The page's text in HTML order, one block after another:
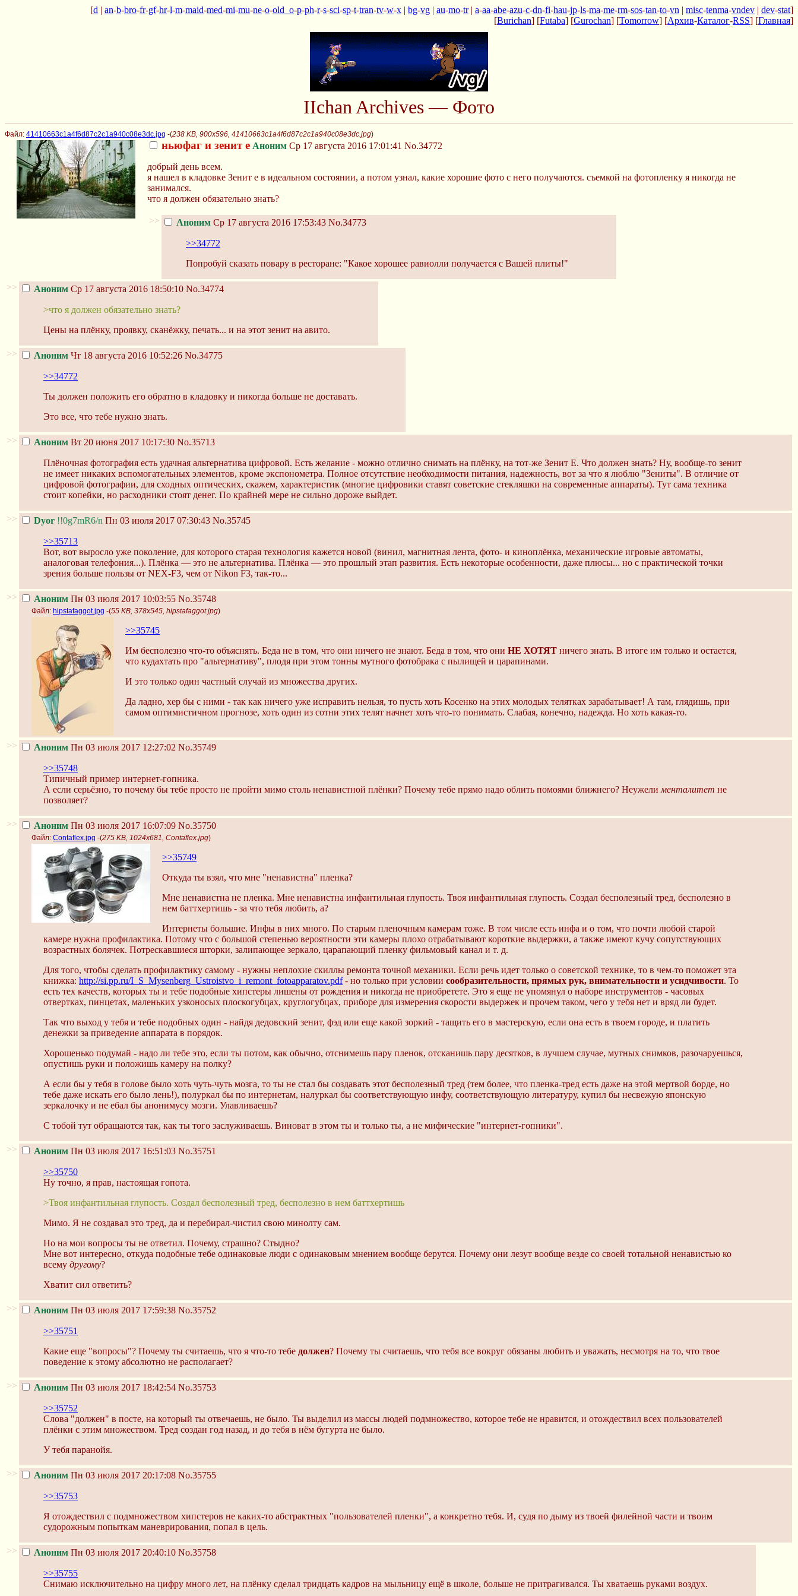
[d | an-b-bro-fr-gf-hr-l-m-maid-med-mi-mu-ne-o-old_o-p-ph-r-s-sci-sp-t-tran-tv-w-x | bg-vg | au-mo-tr| a-aa-abe-azu-c-dn-fi-hau-jp-ls-ma-me-rm-sos-tan-to-vn | misc-tenma-vndev | dev-stat]
[Burichan] [Futaba] [Gurochan] [Tomorrow] [Архив-Каталог-RSS] [Главная]
IIchan Archives — Фото
Файл: 41410663c1a4f6d87c2c1a940c08e3dc.jpg -(238 KB, 900x596, 41410663c1a4f6d87c2c1a940c08e3dc.jpg)
ньюфаг и зенит е Аноним Ср 17 августа 2016 17:01:41 No.34772
добрый день всем.
я нашел в кладовке Зенит е в идеальном состоянии, а потом узнал, какие хорошие фото с него получаются. съемкой на фотопленку я никогда не
занимался.
что я должен обязательно знать?
>> Аноним Ср 17 августа 2016 17:53:43 No.34773
>>34772
Попробуй сказать повару в ресторане: "Какое хорошее равиолли получается с Вашей плиты!"
>> Аноним Ср 17 августа 2016 18:50:10 No.34774
>что я должен обязательно знать?
Цены на плёнку, проявку, сканёжку, печать... и на этот зенит на авито.
>> Аноним Чт 18 августа 2016 10:52:26 No.34775
>>34772
Ты должен положить его обратно в кладовку и никогда больше не доставать.
Это все, что тебе нужно знать.
>> Аноним Вт 20 июня 2017 10:17:30 No.35713
Плёночная фотография есть удачная альтернатива цифровой. Есть желание - можно отлично снимать на плёнку, на тот-же Зенит Е. Что должен знать? Ну, вообще-то зенит
не имеет никаких вспомогательных элементов, кроме экспонометра. Полное отсутствие необходимости питания, надежность, вот за что я люблю "Зениты". В отличие от
цифровой фотографии, для сходных оптических, скажем, характеристик (многие цифровики ставят советские стекляшки на современные аппараты). Тут сама техника
стоит копейки, но расходники стоят денег. По крайней мере не сильно дороже выйдет.
>> Dyor !!0g7mR6/n Пн 03 июля 2017 07:30:43 No.35745
>>35713
Вот, вот выросло уже поколение, для которого старая технология кажется новой (винил, магнитная лента, фото- и киноплёнка, механические игровые автоматы,
аналоговая телефония...). Плёнка — это не альтернатива. Плёнка — это прошлый этап развития. Есть некоторые особенности, даже плюсы... но с практической точки
зрения больше пользы от NEX-F3, чем от Nikon F3, так-то...
>> Аноним Пн 03 июля 2017 10:03:55 No.35748
Файл: hipstafaggot.jpg -(55 KB, 378x545, hipstafaggot.jpg)
>>35745
Им бесполезно что-то объяснять. Беда не в том, что они ничего не знают. Беда в том, что они НЕ ХОТЯТ ничего знать. В итоге им только и остается,
что кудахтать про "альтернативу", плодя при этом тонны мутного фотобрака с пылищей и царапинами.
И это только один частный случай из множества других.
Да ладно, хер бы с ними - так как ничего уже исправить нельзя, то пусть хоть Косенко на этих молодых телятках зарабатывает! А там, глядишь, при
самом оптимистичном прогнозе, хоть один из сотни этих телят начнет хоть что-то понимать. Слабая, конечно, надежда. Но хоть какая-то.
>> Аноним Пн 03 июля 2017 12:27:02 No.35749
>>35748
Типичный пример интернет-гопника.
А если серьёзно, то почему бы тебе просто не пройти мимо столь ненавистной плёнки? Почему тебе прямо надо облить помоями ближнего? Неужели менталитет не
позволяет?
>> Аноним Пн 03 июля 2017 16:07:09 No.35750
Файл: Contaflex.jpg -(275 KB, 1024x681, Contaflex.jpg)
>>35749
Откуда ты взял, что мне "ненавистна" пленка?
Мне ненавистна не пленка. Мне ненавистна инфантильная глупость. Твоя инфантильная глупость. Создал бесполезный тред, бесполезно в
нем баттхертишь - за что тебя любить, а?
Интернеты большие. Инфы в них много. По старым пленочным камерам тоже. В том числе есть инфа и о том, что почти любой старой
камере нужна профилактика. Потому что с большой степенью вероятности эти камеры плохо отрабатывают короткие выдержки, а также имеют кучу сопутствующих
возрастных болячек. Потрескавшиеся шторки, залипающее зеркало, царапающий пленку фильмовый канал и т. д.
Для того, чтобы сделать профилактику самому - нужны неплохие скиллы ремонта точной механики. Если речь идет только о советской технике, то в чем-то поможет эта
книжка: http://si.pp.ru/I_S_Mysenberg_Ustroistvo_i_remont_fotoapparatov.pdf- но только при условии сообразительности, прямых рук, внимательности и усидчивости. То
есть тех качеств, которых ты и тебе подобные хипстеры лишены от рождения и никогда не приобретете. Это я еще не упомянул о наборе инструментов - часовых
отвертках, пинцетах, маленьких узконосых плоскогубцах, круглогубцах, приборе для измерения скорости выдержек и прочем таком, чего у тебя нет и вряд ли будет.
Так что выход у тебя и тебе подобных один - найдя дедовский зенит, фэд или еще какой зоркий - тащить его в мастерскую, если она есть в твоем городе, и платить
денежки за приведение аппарата в порядок.
Хорошенько подумай - надо ли тебе это, если ты потом, как обычно, отснимешь пару пленок, отсканишь пару десятков, в лучшем случае, мутных снимков, разочаруешься,
опустишь руки и положишь камеру на полку?
А если бы у тебя в голове было хоть чуть-чуть мозга, то ты не стал бы создавать этот бесполезный тред (тем более, что пленка-тред есть даже на этой мертвой борде, но
тебе даже искать его было лень!), полуркал бы по интернетам, налуркал бы соответствующую инфу, соответствующую литературу, купил бы несвежую японскую
зеркалочку и не eбaл бы анонимусу мозги. Улавливаешь?
С тобой тут обращаются так, как ты того заслуживаешь. Виноват в этом ты и только ты, а не мифические "интернет-гопники".
>> Аноним Пн 03 июля 2017 16:51:03 No.35751
>>35750
Ну точно, я прав, настоящая гопота.
>Твоя инфантильная глупость. Создал бесполезный тред, бесполезно в нем баттхертишь
Мимо. Я не создавал это тред, да и перебирал-чистил свою минолту сам.
Но на мои вопросы ты не ответил. Почему, страшно? Стыдно?
Мне вот интересно, откуда подобные тебе одинаковые люди с одинаковым мнением вообще берутся. Почему они лезут вообще везде со своей тотальной ненавистью ко
всему другому?
Хватит сил ответить?
>> Аноним Пн 03 июля 2017 17:59:38 No.35752
>>35751
Какие еще "вопросы"? Почему ты считаешь, что я что-то тебе должен? Почему ты считаешь, что тебя все вокруг обязаны любить и уважать, несмотря на то, что твое
поведение к этому абсолютно не располагает?
>> Аноним Пн 03 июля 2017 18:42:54 No.35753
>>35752
Слова "должен" в посте, на который ты отвечаешь, не было. Ты выделил из массы людей подмножество, которое тебе не нравится, и отождествил всех пользователей
плёнки с этим множеством. Тред создан год назад, и до тебя в нём бугурта не было.
У тебя паранойя.
>> Аноним Пн 03 июля 2017 20:17:08 No.35755
>>35753
Я отождествил с подмножеством хипстеров не каких-то абстрактных "пользователей пленки", а конкретно тебя. И, судя по дыму из твоей филейной части и твоим
судорожным попыткам маневрирования, попал в цель.
>> Аноним Пн 03 июля 2017 20:40:10 No.35758
>>35755
Снимаю исключительно на цифру много лет, на плёнку сделал тридцать кадров на мыльницу ещё в школе, больше не притрагивался. Ты хватаешь руками воздух.